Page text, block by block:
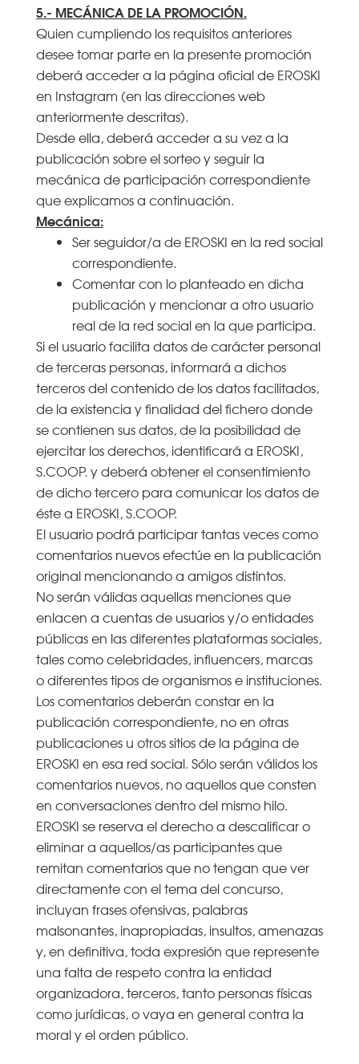
5.- MECÁNICA DE LA PROMOCIÓN.
Quien cumpliendo los requisitos anteriores
desee tomar parte en la presente promoción
deberá acceder a la página oficial de EROSKI
en Instagram (en las direcciones web
anteriormente descritas).
Desde ella, deberá acceder a su vez a la
publicación sobre el sorteo y seguir la
mecánica de participación correspondiente
que explicamos a continuación.
Mecánica:
Ser seguidor/a de EROSKI en la red social
correspondiente.
Comentar con lo planteado en dicha
publicación y mencionar a otro usuario
real de la red social en la que participa.
Si el usuario facilita datos de carácter personal
de terceras personas, informará a dichos
terceros del contenido de los datos facilitados,
de la existencia y finalidad del fichero donde
se contienen sus datos, de la posibilidad de
ejercitar los derechos, identificará a EROSKI,
S.COOP. y deberá obtener el consentimiento
de dicho tercero para comunicar los datos de
éste a EROSKI, S.COOP.
El usuario podrá participar tantas veces como
comentarios nuevos efectúe en la publicación
original mencionando a amigos distintos.
No serán válidas aquellas menciones que
enlacen a cuentas de usuarios y/o entidades
públicas en las diferentes plataformas sociales,
tales como celebridades, influencers, marcas
o diferentes tipos de organismos e instituciones.
Los comentarios deberán constar en la
publicación correspondiente, no en otras
publicaciones u otros sitios de la página de
EROSKI en esa red social. Sólo serán válidos los
comentarios nuevos, no aquellos que consten
en conversaciones dentro del mismo hilo.
EROSKI se reserva el derecho a descalificar o
eliminar a aquellos/as participantes que
remitan comentarios que no tengan que ver
directamente con el tema del concurso,
incluyan frases ofensivas, palabras
malsonantes, inapropiadas, insultos, amenazas
y, en definitiva, toda expresión que represente
una falta de respeto contra la entidad
organizadora, terceros, tanto personas físicas
como jurídicas, o vaya en general contra la
moral y el orden público.